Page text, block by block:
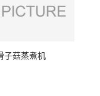
子菇蒸煮机